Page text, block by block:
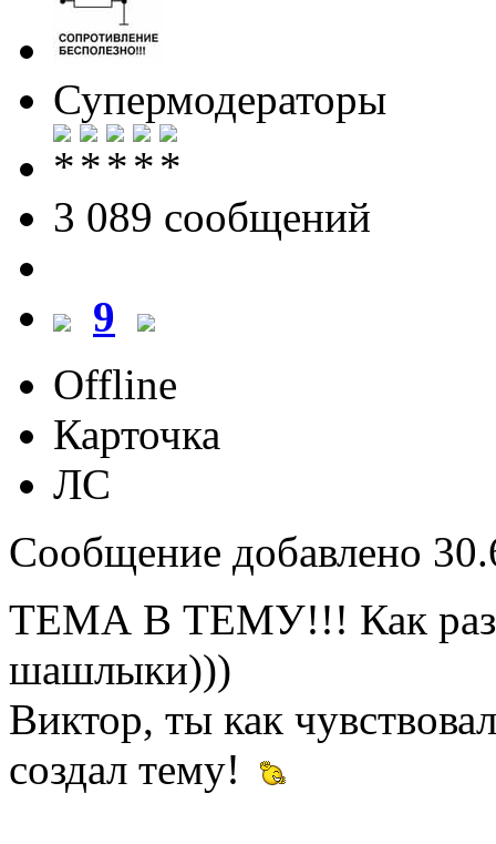
Супермодераторы
3 089 cообщений
9
Offline
Карточка
ЛС
Сообщение добавлено
ТЕМА В ТЕМУ!!! Как раз
шашлыки)))
Виктор, ты как
создал тему!